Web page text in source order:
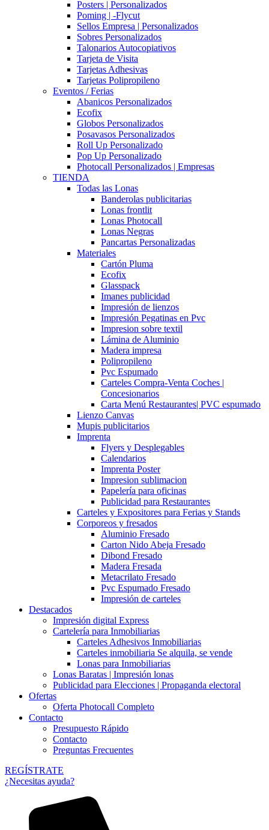
Posters | Personalizados
Poming | -Flycut
Sellos Empresa | Personalizados
Sobres Personalizados
Talonarios Autocopiativos
Tarjeta de Visita
Tarjetas Adhesivas
Tarjetas Polipropileno
Eventos / Ferias
Abanicos Personalizados
Ecofix
Globos Personalizados
Posavasos Personalizados
Roll Up Personalizado
Pop Up Personalizado
Photocall Personalizados | Empresas
TIENDA
Todas las Lonas
Banderolas publicitarias
Lonas frontlit
Lonas Photocall
Lonas Negras
Pancartas Personalizadas
Materiales
Cartón Pluma
Ecofix
Glasspack
Imanes publicidad
Impresión de lienzos
Impresión Pegatinas en Pvc
Impresion sobre textil
Lámina de Aluminio
Madera impresa
Polipropileno
Pvc Espumado
Carteles Compra-Venta Coches |
Concesionarios
Carta Menú Restaurantes| PVC espumado
Lienzo Canvas
Mupis publicitarios
Imprenta
Flyers y Desplegables
Calendarios
Imprenta Poster
Impresion sublimacion
Papelería para oficinas
Publicidad para Restaurantes
Carteles y Expositores para Ferias y Stands
Corporeos y fresados
Aluminio Fresado
Carton Nido Abeja Fresado
Dibond Fresado
Madera Fresada
Metacrilato Fresado
Pvc Espumado Fresado
Impresión de carteles
Destacados
Impresión digital Express
Cartelería para Inmobiliarias
Carteles Adhesivos Inmobiliarias
Carteles inmobiliaria Se alquila, se vende
Lonas para Inmobiliarias
Lonas Baratas | Impresión lonas
Publicidad para Elecciones | Propaganda electoral
Ofertas
Oferta Photocall Completo
Contacto
Presupuesto Rápido
Contacto
Preguntas Frecuentes
REGÍSTRATE
¿Necesitas ayuda?